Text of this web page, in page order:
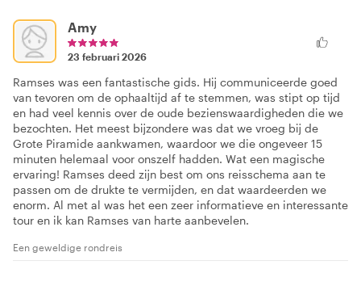
Amy
23 februari 2026
Ramses was een fantastische gids. Hij communiceerde goed
van tevoren om de ophaaltijd af te stemmen, was stipt op tijd
en had veel kennis over de oude bezienswaardigheden die we
bezochten. Het meest bijzondere was dat we vroeg bij de
Grote Piramide aankwamen, waardoor we die ongeveer 15
minuten helemaal voor onszelf hadden. Wat een magische
ervaring! Ramses deed zijn best om ons reisschema aan te
passen om de drukte te vermijden, en dat waardeerden we
enorm. Al met al was het een zeer informatieve en interessante
tour en ik kan Ramses van harte aanbevelen.
Een geweldige rondreis